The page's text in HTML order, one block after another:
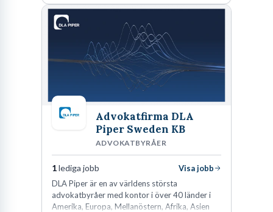
Advokatfirma DLA
Piper Sweden KB
ADVOKATBYRÅER
1lediga jobb
Visa jobb
DLA Piper är en av världens största
advokatbyråer med kontor i över 40 länder i
Amerika, Europa, Mellanöstern, Afrika, Asien